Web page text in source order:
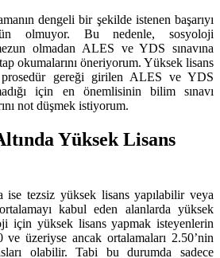
dengeli bir şekilde istenen başarıyı
olmuyor. Bu nedenle, sosyoloji
olmadan ALES ve YDS sınavına
okumalarını öneriyorum. Yüksek lisans
prosedür gereği girilen ALES ve YDS
için en önemlisinin bilim sınavı
not düşmek istiyorum.
Yüksek Lisans
ise tezsiz yüksek lisans yapılabilir veya
kabul eden alanlarda yüksek
için yüksek lisans yapmak isteyenlerin
üzeriyse ancak ortalamaları 2.50’nin
olabilir. Tabi bu durumda sadece